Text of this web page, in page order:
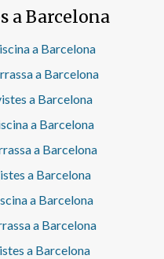
dues
principal a la coberta,
a la seva
rep abundant llum
i llest per entrar a viure.
un valor afegit
valoren una propietat
a Barcelona
a Barcelona
a Barcelona
a Barcelona
a Barcelona
a Barcelona
a Barcelona
a Barcelona
a Barcelona
a Barcelona